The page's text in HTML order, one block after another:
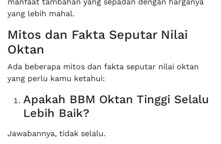
yang lebih mahal.
Mitos dan Fakta Seputar Nilai
Oktan
Ada beberapa mitos dan fakta seputar nilai oktan
yang perlu kamu ketahui:
Apakah BBM Oktan Tinggi Selalu
Lebih Baik?
Jawabannya, tidak selalu.